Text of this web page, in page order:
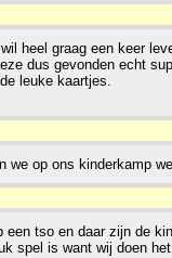
heel graag een keer
dus gevonden echt
leuke kaartjes.
we op ons kinderkamp
een tso en daar zijn de
spel is want wij doen